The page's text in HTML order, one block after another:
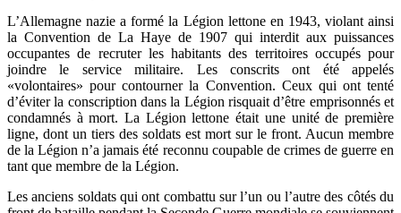
L’Allemagne nazie a formé la Légion lettone en 1943, violant ainsi
la Convention de La Haye de 1907 qui interdit aux puissances
occupantes de recruter les habitants des territoires occupés pour
joindre le service militaire. Les conscrits ont été appelés
«volontaires» pour contourner la Convention. Ceux qui ont tenté
d’éviter la conscription dans la Légion risquait d’être emprisonnés et
condamnés à mort. La Légion lettone était une unité de première
ligne, dont un tiers des soldats est mort sur le front. Aucun membre
de la Légion n’a jamais été reconnu coupable de crimes de guerre en
tant que membre de la Légion.
Les anciens soldats qui ont combattu sur l’un ou l’autre des côtés du